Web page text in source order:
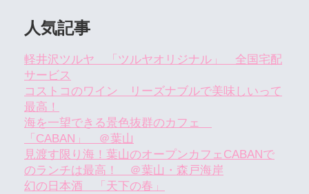
人気記事
軽井沢ツルヤ 「ツルヤオリジナル」 全国宅配
サービス
コストコのワイン リーズナブルで美味しいって
最高！
海を一望できる景色抜群のカフェ
「CABAN」 ＠葉山
見渡す限り海！葉山のオープンカフェCABANで
のランチは最高！ ＠葉山・森戸海岸
幻の日本酒 「天下の春」